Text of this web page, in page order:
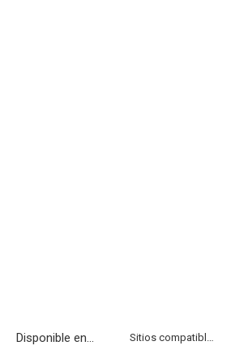
Disponible en...
Sitios compatibles